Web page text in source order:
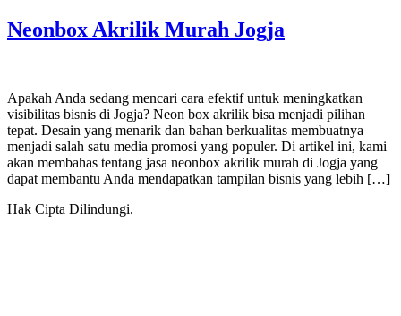
Neonbox Akrilik Murah Jogja
Apakah Anda sedang mencari cara efektif untuk meningkatkan
visibilitas bisnis di Jogja? Neon box akrilik bisa menjadi pilihan
tepat. Desain yang menarik dan bahan berkualitas membuatnya
menjadi salah satu media promosi yang populer. Di artikel ini, kami
akan membahas tentang jasa neonbox akrilik murah di Jogja yang
dapat membantu Anda mendapatkan tampilan bisnis yang lebih […]
Hak Cipta Dilindungi.